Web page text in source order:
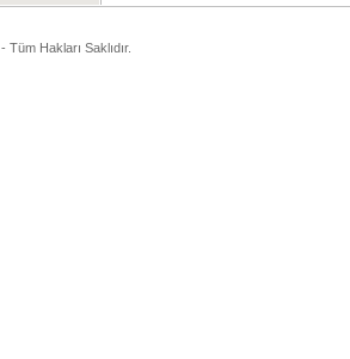
- Tüm Hakları Saklıdır.